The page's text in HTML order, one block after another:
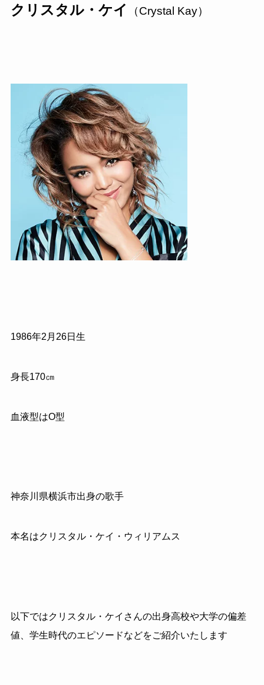
クリスタル・ケイ （Crystal Kay）
1986年2月26日生
身長170㎝
血液型はO型
神奈川県横浜市出身の歌手
本名はクリスタル・ケイ・ウィリアムス
以下ではクリスタル・ケイさんの出身高校や大学の偏差
値、学生時代のエピソードなどをご紹介いたします